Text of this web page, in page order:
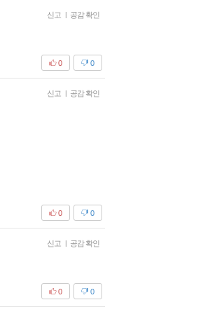
신고 | 공감 확인
0
0
신고 | 공감 확인
0
0
신고 | 공감 확인
0
0